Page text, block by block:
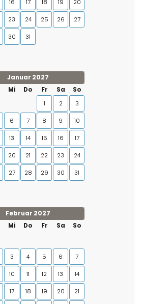
16 17 18 19 20
23 24 25 26 27
30 31
Januar 2027
Mi Do Fr Sa
So
1
2 3
6 7 8 9 10
13 14 15 16 17
20 21 22 23 24
27 28 29 30 31
Februar 2027
Mi Do Fr Sa So
3 4 5 6 7
10 11 12 13 14
17 18 19 20 21